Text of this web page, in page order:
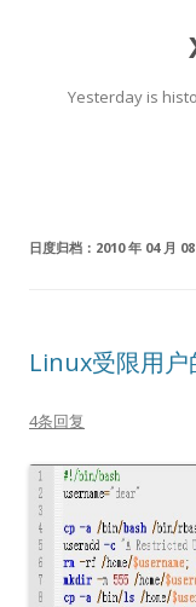
Yesterday is
日度归档： 2010 年 04 月
Linux受限用户
4条回复